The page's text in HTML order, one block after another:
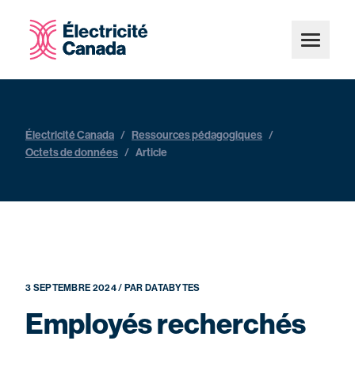
Électricité Canada / Ressources pédagogiques /
Octets de données / Article
3 SEPTEMBRE 2024 / PAR DATABYTES
Employés recherchés